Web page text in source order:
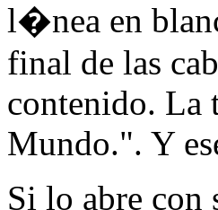
l�nea en
final de las
contenido. La
Mundo.". Y
Si lo abre con